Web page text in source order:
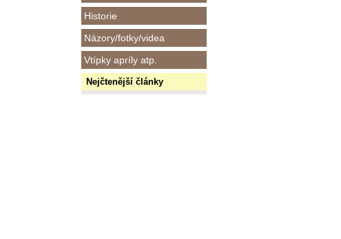
Historie
Názory/fotky/videa
Vtípky apríly atp.
Nejčtenější články